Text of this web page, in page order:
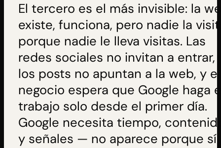
El tercero es el más invisible: la
existe, funciona, pero nadie la
porque nadie le lleva visitas. Las
redes sociales no invitan a entrar,
los posts no apuntan a la web, y el
negocio espera que Google haga
trabajo solo desde el primer día.
Google necesita tiempo,
y señales — no aparece porque sí.